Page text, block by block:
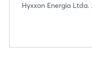
Hyxxon Energia Ltda.